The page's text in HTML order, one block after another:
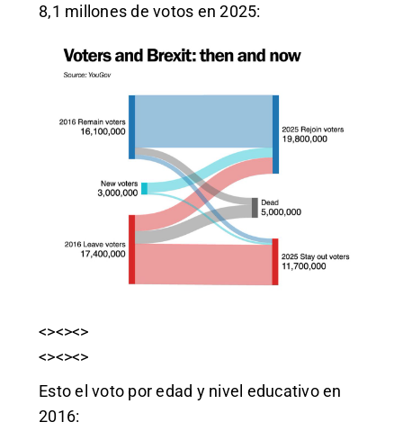
8,1 millones de votos en 2025:
<><><>
<><><>
Esto el voto por edad y nivel educativo en
2016: